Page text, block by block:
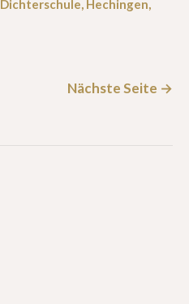
Dichterschule, Hechingen,
Nächste Seite →